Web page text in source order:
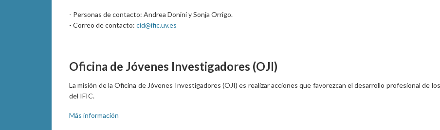
- Personas de contacto: Andrea Donini y Sonja Orrigo.
- Correo de contacto: cid@ific.uv.es
Oficina de Jóvenes Investigadores (OJI)
La misión de la Oficina de Jóvenes Investigadores (OJI) es realizar acciones que favorezcan el desarrollo profesional de
del IFIC.
Más información